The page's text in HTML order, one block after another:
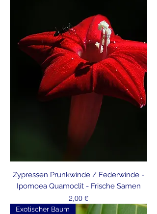
Zypressen Prunkwinde / Federwinde -
Ipomoea Quamoclit - Frische Samen
Preis
2,00 €
Exotischer Baum